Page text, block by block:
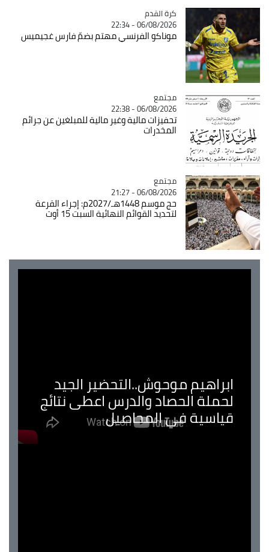
Catégorie
كرة القدم
06/08/2026 - 22:34
موناكو الفرنسي مهتم بضمّ فارس غجيميس
Catégorie
مجتمع
06/08/2026 - 22:38
تحفيزات مالية وغير مالية للمبلغين عن جرائم
المخدرات
Catégorie
مجتمع
06/08/2026 - 21:27
حج موسم 1448هـ/2027م: إجراء القرعة
لتحديد القوائم النهائية السبت 15 أوت
ابراهيم موحوش..التحضير الجيد
لحملة الحصاد والدرس اعطى نتائج
قياسية في المحاصيل